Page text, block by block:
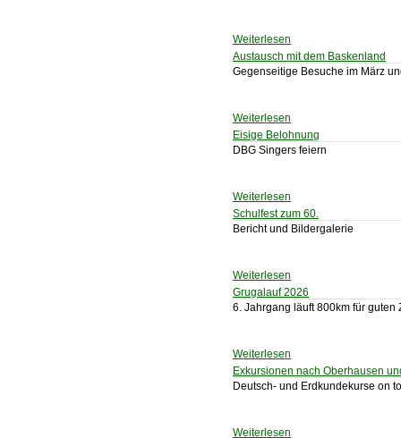
Weiterlesen
Austausch mit dem Baskenland
Gegenseitige Besuche im März
Weiterlesen
Eisige Belohnung
DBG Singers feiern
Weiterlesen
Schulfest zum 60.
Bericht und Bildergalerie
Weiterlesen
Grugalauf 2026
6. Jahrgang läuft 800km für guten
Weiterlesen
Exkursionen nach Oberhausen
Deutsch- und Erdkundekurse on
Weiterlesen